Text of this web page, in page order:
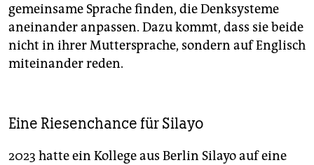
gemeinsame Sprache finden, die Denksysteme
aneinander anpassen. Dazu kommt, dass sie beide
nicht in ihrer Muttersprache, sondern auf Englisch
miteinander reden.
Eine Riesenchance für Silayo
2023 hatte ein Kollege aus Berlin Silayo auf eine